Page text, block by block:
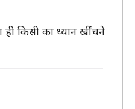
किसी का ध्यान खींचने